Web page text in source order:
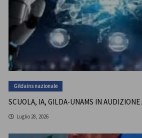
Gildains nazionale
SCUOLA, IA, GILDA-UNAMS IN AUDIZIONE
Luglio 28, 2026